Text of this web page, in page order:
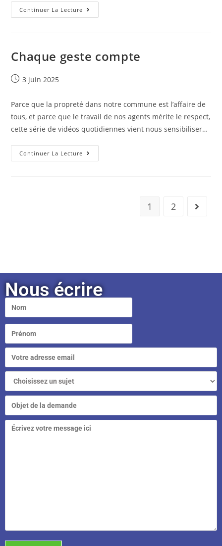
Continuer La Lecture
Chaque geste compte
3 juin 2025
Parce que la propreté dans notre commune est l’affaire de
tous, et parce que le travail de nos agents mérite le respect,
cette série de vidéos quotidiennes vient nous sensibiliser…
Continuer La Lecture
1 2
Nous écrire